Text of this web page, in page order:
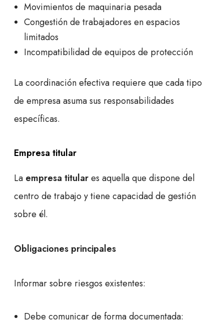
Movimientos de maquinaria pesada
Congestión de trabajadores en espacios
limitados
Incompatibilidad de equipos de protección
La coordinación efectiva requiere que cada tipo
de empresa asuma sus responsabilidades
específicas.
Empresa titular
La empresa titulares aquella que dispone del
centro de trabajo y tiene capacidad de gestión
sobre él.
Obligaciones principales
Informar sobre riesgos existentes:
Debe comunicar de forma documentada: